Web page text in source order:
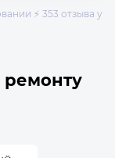
⚡ 353 отзыва у